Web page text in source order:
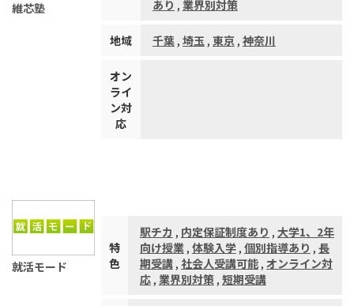
維芯塾 あり , 業界別対策
地域 千葉, 埼玉 , 東京 , 神奈川
オン
ライ
ン対
応
就活モード
特
色
駅チカ , 内定保証制度あり , 大学1、2年
向け授業, 体験入学, 個別指導あり , 長
期受講, 社会人受講可能, オンライン対
応, 業界別対策, 短期受講